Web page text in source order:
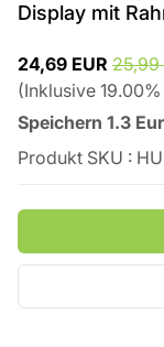
Display mit
24,69 EUR 25,99
(Inklusive 19.00%
Speichern 1.3
Produkt SKU :